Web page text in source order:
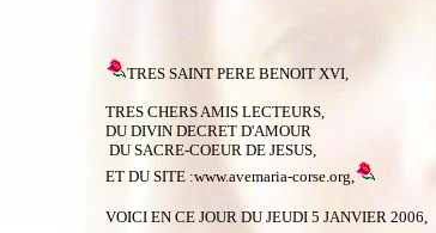
TRES SAINT PERE BENOIT XVI,
TRES CHERS AMIS LECTEURS,
DU DIVIN DECRET D'AMOUR
DU SACRE-COEUR DE JESUS,
ET DU SITE :www.avemaria-corse.org,
VOICI EN CE JOUR DU JEUDI 5 JANVIER 2006,